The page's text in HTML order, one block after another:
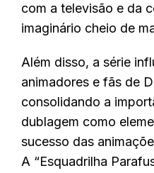
com a televisão e da
imaginário cheio de
Além disso, a série
animadores e fãs de
consolidando a
dublagem como
sucesso das
A “Esquadrilha